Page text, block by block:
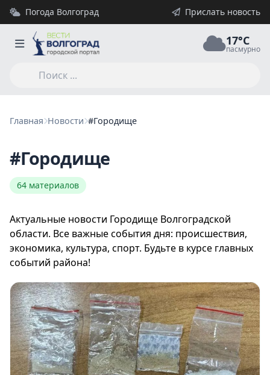
Погода Волгоград Прислать новость
17°C
пасмурно
Главная Новости #Городище
#Городище
64 материалов
Актуальные новости Городище Волгоградской
области. Все важные события дня: происшествия,
экономика, культура, спорт. Будьте в курсе главных
событий района!